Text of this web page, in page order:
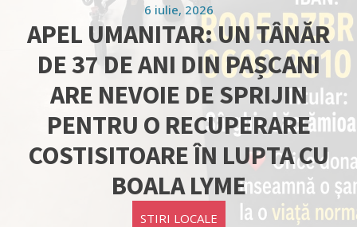
6 iulie, 2026
APEL UMANITAR: UN TÂNĂR
DE 37 DE ANI DIN PAȘCANI
ARE NEVOIE DE SPRIJIN
PENTRU O RECUPERARE
COSTISITOARE ÎN LUPTA CU
BOALA LYME
STIRI LOCALE